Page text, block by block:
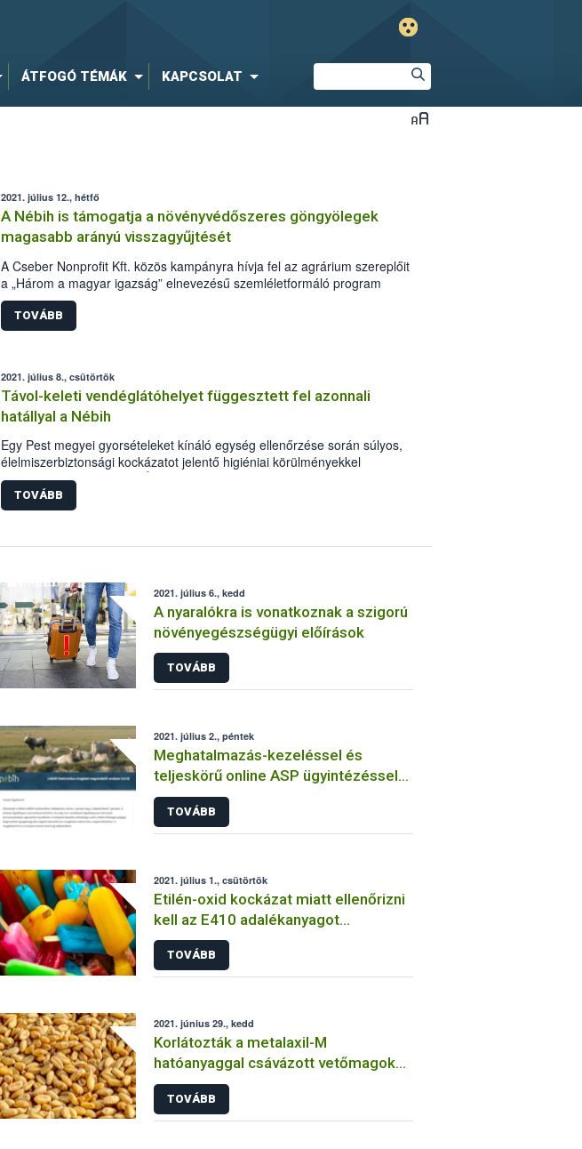
ÁTFOGÓ TÉMÁK KAPCSOLAT
2021. július 12., hétfő
A Nébih is támogatja a növényvédőszeres göngyölegek
magasabb arányú visszagyűjtését
A Cseber Nonprofit Kft. közös kampányra hívja fel az agrárium szereplőit
a „Három a magyar igazság” elnevezésű szemléletformáló program
részeként. A kezdeményezés lényege a szakszerűen megtisztított
növényvédőszeres műanyaggöngyölegek visszagyűjtése és
újrahasznosítása, melyet a Nébih is messzemenően támogat.
TOVÁBB
2021. július 8., csütörtök
Távol-keleti vendéglátóhelyet függesztett fel azonnali
hatállyal a Nébih
Egy Pest megyei gyorsételeket kínáló egység ellenőrzése során súlyos,
élelmiszerbiztonsági kockázatot jelentő higiéniai körülményekkel
szembesültek a Nemzeti Élelmiszerlánc-biztonsági Hivatal (Nébih)
ellenőrei. A szakemberek által megállapított hibák és hiányosságok az
egység tevékenységének azonnali felfüggesztését indokolták.
TOVÁBB
2021. július 6., kedd
A nyaralókra is vonatkoznak a szigorú
növényegészségügyi előírások
TOVÁBB
2021. július 2., péntek
Meghatalmazás-kezeléssel és
teljeskörű online ASP ügyintézéssel
indult a Nébih LABOR rendszere
TOVÁBB
2021. július 1., csütörtök
Etilén-oxid kockázat miatt ellenőrizni
kell az E410 adalékanyagot
tartalmazó termékeket
TOVÁBB
2021. június 29., kedd
Korlátozták a metalaxil-M
hatóanyaggal csávázott vetőmagok
vetését
TOVÁBB